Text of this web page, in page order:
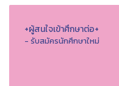
+ผู้สนใจเข้าศึกษาต่อ+
- รับสมัครนักศึกษาใหม่